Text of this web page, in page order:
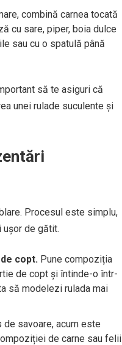
combină carnea tocată
cu sare, piper, boia dulce
sau cu o spatulă până
să te asiguri că
unei rulade suculente și
Procesul este simplu,
ușor de gătit.
copt. Pune compoziția
de copt și întinde-o într-
să modelezi rulada mai
de savoare, acum este
de carne sau felii